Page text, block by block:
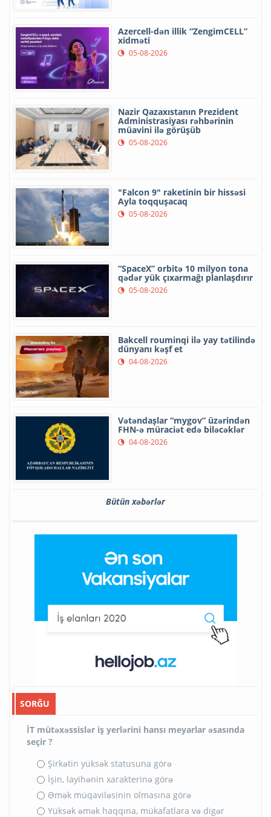
Azercell-dən illik “ZengimCELL”
xidməti
05-08-2026
Nazir Qazaxıstanın Prezident
Administrasiyası rəhbərinin
müavini ilə görüşüb
05-08-2026
"Falcon 9" raketinin bir hissəsi
Ayla toqquşacaq
05-08-2026
“SpaceX” orbitə 10 milyon tona
qədər yük çıxarmağı planlaşdırır
05-08-2026
Bakcell rouminqi ilə yay tətilində
dünyanı kəşf et
04-08-2026
Vətəndaşlar “mygov” üzərindən
FHN-ə müraciət edə biləcəklər
04-08-2026
Bütün xəbərlər
SORĞU
İT mütəxəssislər iş yerlərini hansı meyarlar əsasında
seçir ?
Şirkətin yüksək statusuna görə
İşin, layihənin xarakterinə görə
Əmək müqaviləsinin olmasına görə
Yüksək əmək haqqına, mükafatlara və digər